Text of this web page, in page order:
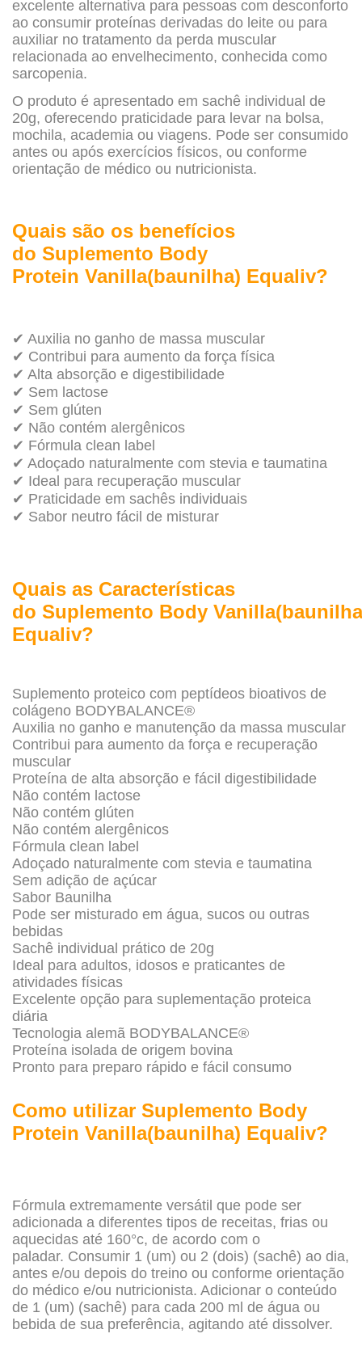
excelente alternativa para pessoas com desconforto
ao consumir proteínas derivadas do leite ou para
auxiliar no tratamento da perda muscular
relacionada ao envelhecimento, conhecida como
sarcopenia.
O produto é apresentado em sachê individual de
20g, oferecendo praticidade para levar na bolsa,
mochila, academia ou viagens. Pode ser consumido
antes ou após exercícios físicos, ou conforme
orientação de médico ou nutricionista.
Quais são os benefícios
do Suplemento Body
Protein Vanilla(baunilha) Equaliv?
✔ Auxilia no ganho de massa muscular
✔ Contribui para aumento da força física
✔ Alta absorção e digestibilidade
✔ Sem lactose
✔ Sem glúten
✔ Não contém alergênicos
✔ Fórmula clean label
✔ Adoçado naturalmente com stevia e taumatina
✔ Ideal para recuperação muscular
✔ Praticidade em sachês individuais
✔ Sabor neutro fácil de misturar
Quais as Características
do Suplemento Body
Equaliv?
Suplemento proteico com peptídeos bioativos de
colágeno BODYBALANCE®
Auxilia no ganho e manutenção da massa muscular
Contribui para aumento da força e recuperação
muscular
Proteína de alta absorção e fácil digestibilidade
Não contém lactose
Não contém glúten
Não contém alergênicos
Fórmula clean label
Adoçado naturalmente com stevia e taumatina
Sem adição de açúcar
Sabor Baunilha
Pode ser misturado em água, sucos ou outras
bebidas
Sachê individual prático de 20g
Ideal para adultos, idosos e praticantes de
atividades físicas
Excelente opção para suplementação proteica
diária
Tecnologia alemã BODYBALANCE®
Proteína isolada de origem bovina
Pronto para preparo rápido e fácil consumo
Como utilizar Suplemento Body
Protein Vanilla(baunilha) Equaliv?
Fórmula extremamente versátil que pode ser
adicionada a diferentes tipos de receitas, frias ou
aquecidas até 160°c, de acordo com o
paladar. Consumir 1 (um) ou 2 (dois) (sachê) ao dia,
antes e/ou depois do treino ou conforme orientação
do médico e/ou nutricionista. Adicionar o conteúdo
de 1 (um) (sachê) para cada 200 ml de água ou
bebida de sua preferência, agitando até dissolver.